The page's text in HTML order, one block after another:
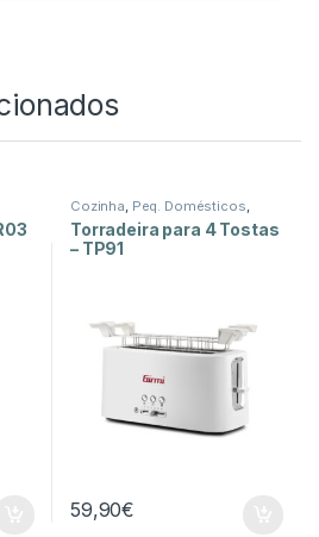
Cozinha, Peq. Domésticos,
Torradeiras
Torradeira para 4 Tostas
– TP91
59,90€